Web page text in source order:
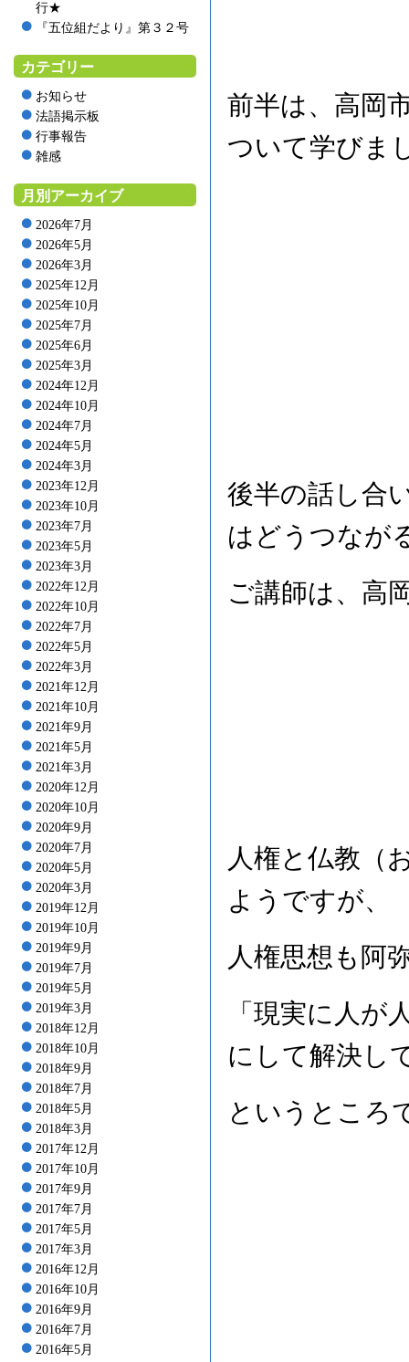
行★
『五位組だより』第３２号
カテゴリー
お知らせ
法語掲示板
行事報告
雑感
月別アーカイブ
2026年7月
2026年5月
2026年3月
2025年12月
2025年10月
2025年7月
2025年6月
2025年3月
2024年12月
2024年10月
2024年7月
2024年5月
2024年3月
2023年12月
2023年10月
2023年7月
2023年5月
2023年3月
2022年12月
2022年10月
2022年7月
2022年5月
2022年3月
2021年12月
2021年10月
2021年9月
2021年5月
2021年3月
2020年12月
2020年10月
2020年9月
2020年7月
2020年5月
2020年3月
2019年12月
2019年10月
2019年9月
2019年7月
2019年5月
2019年3月
2018年12月
2018年10月
2018年9月
2018年7月
2018年5月
2018年3月
2017年12月
2017年10月
2017年9月
2017年7月
2017年5月
2017年3月
2016年12月
2016年10月
2016年9月
2016年7月
2016年5月
前半は、高岡
ついて学びま
後半の話し合
はどうつなが
ご講師は、高
人権と仏教（
ようですが、
人権思想も阿
「現実に人
にして解決し
というところ